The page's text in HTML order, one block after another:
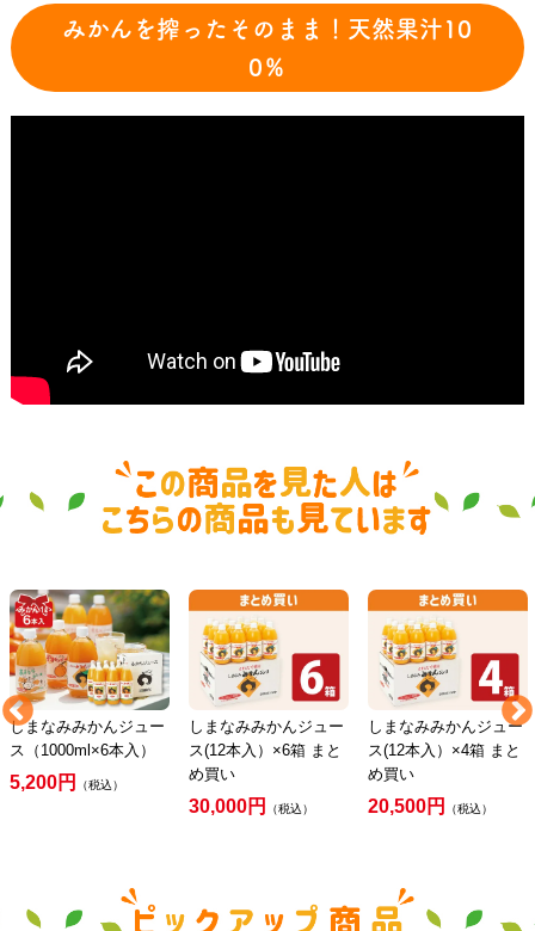
みかんを搾ったそのまま！天然果汁10
0％
しまなみみかんジュー
ス（1000ml×6本入）
5,200円 （税込）
しまなみみかんジュー
ス(12本入）×6箱 まと
め買い
30,000円 （税込）
しまなみみかんジュー
ス(12本入）×4箱 まと
め買い
20,500円 （税込）